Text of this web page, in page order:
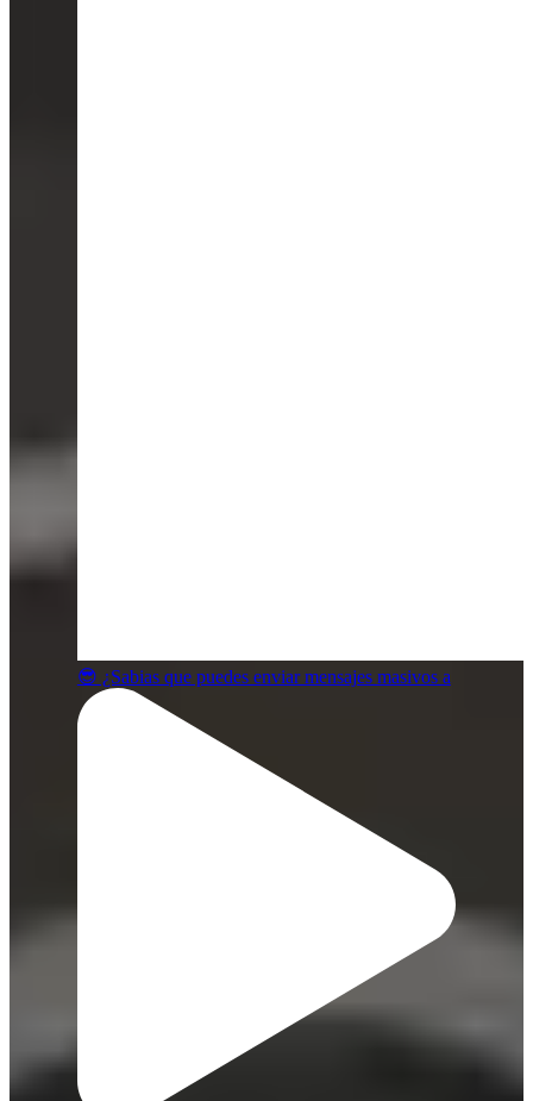
😎 ¿Sabias que puedes enviar mensajes masivos a